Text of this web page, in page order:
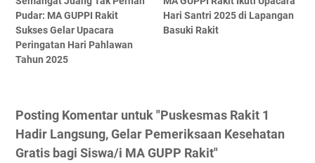
Pudar: MA GUPPI Rakit
Sukses Gelar Upacara
Peringatan Hari Pahlawan
Tahun 2025
Hari Santri 2025 di Lapangan
Basuki Rakit
Posting Komentar untuk "Puskesmas Rakit 1
Hadir Langsung, Gelar Pemeriksaan Kesehatan
Gratis bagi Siswa/i MA GUPP Rakit"